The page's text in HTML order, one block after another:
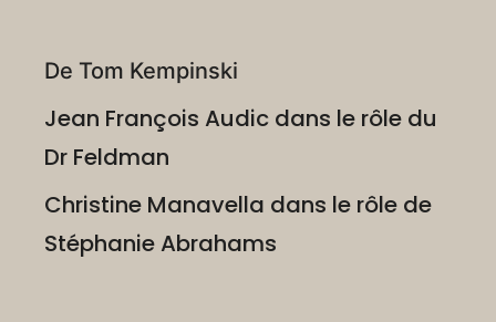
De Tom Kempinski
Jean François Audic dans le rôle du
Dr Feldman
Christine Manavella dans le rôle de
Stéphanie Abrahams